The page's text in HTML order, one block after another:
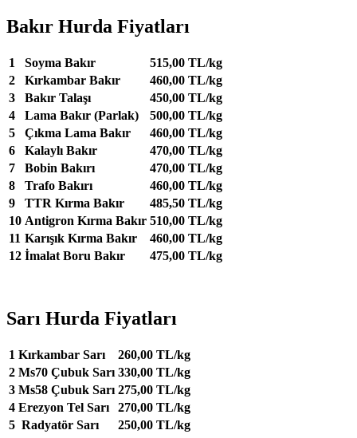
Bakır Hurda Fiyatları
1 Soyma Bakır
515,00 TL/kg
2
Kırkambar Bakır
460,00 TL/kg
3
Bakır Talaşı
450,00 TL/kg
4
Lama Bakır (Parlak)
500,00 TL/kg
5
Çıkma Lama Bakır
460,00 TL/kg
6
Kalaylı Bakır
470,00 TL/kg
7
Bobin Bakırı
470,00 TL/kg
8
Trafo Bakırı
460,00 TL/kg
9
TTR Kırma Bakır
485,50 TL/kg
10 Antigron Kırma Bakır 510,00 TL/kg
11 Karışık Kırma Bakır
460,00 TL/kg
12 İmalat Boru Bakır 475,00 TL/kg
Sarı Hurda Fiyatları
1 Kırkambar Sarı
260,00 TL/kg
2 Ms70 Çubuk Sarı 330,00 TL/kg
3 Ms58 Çubuk Sarı 275,00 TL/kg
4 Erezyon Tel Sarı
270,00 TL/kg
5 Radyatör Sarı
250,00 TL/kg